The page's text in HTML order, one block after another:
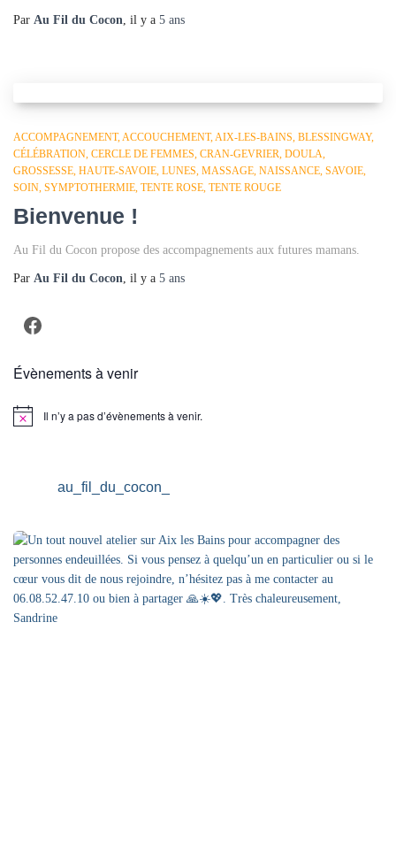
Par Au Fil du Cocon, il y a 5 ans
ACCOMPAGNEMENT ACCOUCHEMENT AIX-LES-BAINS BLESSINGWAY
CÉLÉBRATION CERCLE DE FEMMES CRAN-GEVRIER DOULA
GROSSESSE HAUTE-SAVOIE LUNES MASSAGE NAISSANCE SAVOIE
SOIN SYMPTOTHERMIE TENTE ROSE TENTE ROUGE
Bienvenue !
Au Fil du Cocon propose des accompagnements aux futures mamans.
Par Au Fil du Cocon, il y a 5 ans
Facebook
Évènements à venir
Notice Il n’y a pas d’évènements à venir.
au_fil_du_cocon_